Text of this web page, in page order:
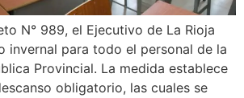
N° 989, el Ejecutivo de La Rioja
invernal para todo el personal de la
Provincial. La medida establece
obligatorio, las cuales se